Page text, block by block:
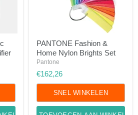
Fashion
&
Home
Brights
Set
PANTONE Fashion &
Home Nylon Brights Set
Pantone
€162,26
SNEL WINKELEN